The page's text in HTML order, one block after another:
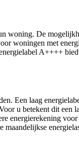
woning. De
woningen met
A++++
Een laag
u betekent dit een
energierekening